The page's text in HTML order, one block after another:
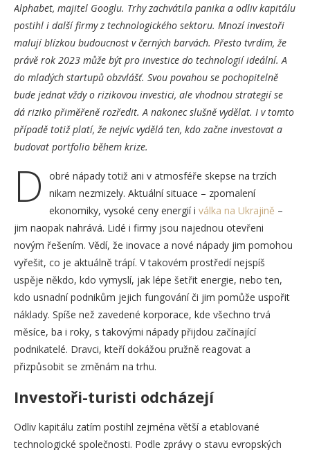
Alphabet, majitel Googlu. Trhy zachvátila panika a odliv kapitálu
postihl i další firmy z technologického sektoru. Mnozí investoři
malují blízkou budoucnost v černých barvách. Přesto tvrdím, že
právě rok 2023 může být pro investice do technologií ideální. A
do mladých startupů obzvlášť. Svou povahou se pochopitelně
bude jednat vždy o rizikovou investici, ale vhodnou strategií se
dá riziko přiměřeně rozředit. A nakonec slušně vydělat. I v tomto
případě totiž platí, že nejvíc vydělá ten, kdo začne investovat a
budovat portfolio během krize.
D
obré nápady totiž ani v atmosféře skepse na trzích
nikam nezmizely. Aktuální situace – zpomalení
ekonomiky, vysoké ceny energií i válka na Ukrajině –
jim naopak nahrává. Lidé i firmy jsou najednou otevřeni
novým řešením. Vědí, že inovace a nové nápady jim pomohou
vyřešit, co je aktuálně trápí. V takovém prostředí nejspíš
uspěje někdo, kdo vymyslí, jak lépe šetřit energie, nebo ten,
kdo usnadní podnikům jejich fungování či jim pomůže uspořit
náklady. Spíše než zavedené korporace, kde všechno trvá
měsíce, ba i roky, s takovými nápady přijdou začínající
podnikatelé. Dravci, kteří dokážou pružně reagovat a
přizpůsobit se změnám na trhu.
Investoři-turisti odcházejí
Odliv kapitálu zatím postihl zejména větší a etablované
technologické společnosti. Podle zprávy o stavu evropských